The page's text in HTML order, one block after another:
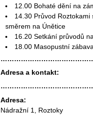
12.00 Bohaté dění na
14.30 Průvod
směrem na Únětice
16.20 Setkání průvodů
18.00 Masopustní
Adresa a kontakt:
Adresa:
Nádražní 1, Roztoky